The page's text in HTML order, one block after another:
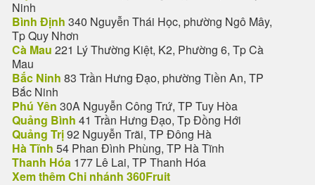
Ninh
Bình Định 340 Nguyễn Thái Học, phường Ngô Mây,
Tp Quy Nhơn
Cà Mau 221 Lý Thường Kiệt, K2, Phường 6, Tp Cà
Mau
Bắc Ninh 83 Trần Hưng Đạo, phường Tiền An, TP
Bắc Ninh
Phú Yên 30A Nguyễn Công Trứ, TP Tuy Hòa
Quảng Bình 41 Trần Hưng Đạo, Tp Đồng Hới
Quảng Trị92 Nguyễn Trãi, TP Đông Hà
Hà Tĩnh 54 Phan Đình Phùng, TP Hà Tĩnh
Thanh Hóa 177 Lê Lai, TP Thanh Hóa
Xem thêm Chi nhánh 360Fruit